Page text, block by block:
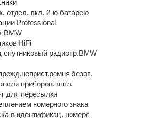
отдел. вкл. 2-ю батарею
Professional
BMW
HiFi
спутниковый радиопр.BMW
безоп.
приборов, англ.
для пересылки
номерного знака
в идентификац. номере